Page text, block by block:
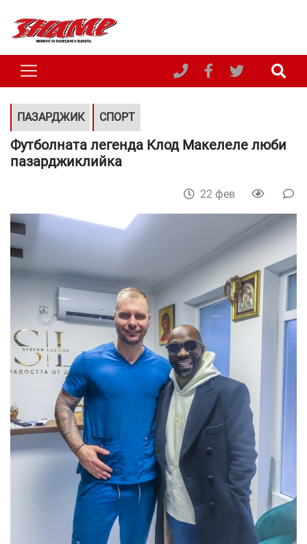
ПАЗАРДЖИК СПОРТ
Футболната легенда Клод Макелеле люби
пазарджиклийка
22 фев